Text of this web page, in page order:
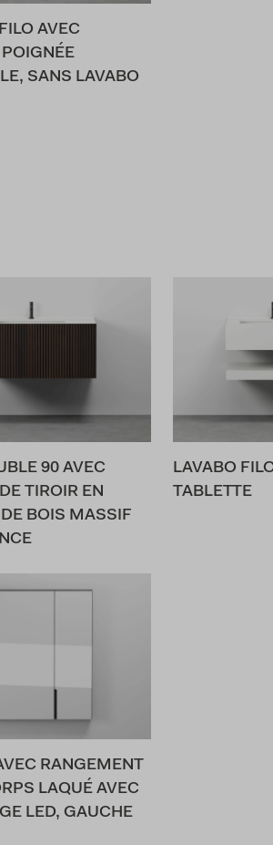
AVEC
SANS LAVABO
90 AVEC
TIROIR EN
BOIS MASSIF
LAVABO
TABLETTE
RANGEMENT
LAQUÉ AVEC
LED, GAUCHE